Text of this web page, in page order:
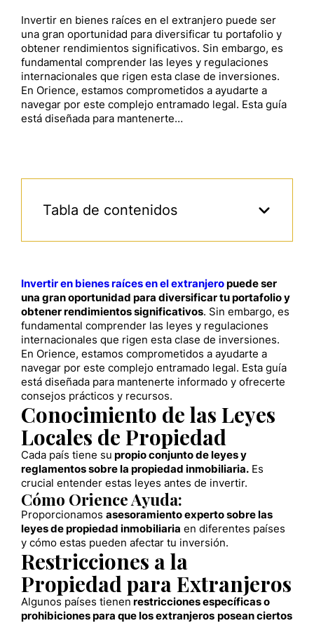
Invertir en bienes raíces en el extranjero puede ser
una gran oportunidad para diversificar tu portafolio y
obtener rendimientos significativos. Sin embargo, es
fundamental comprender las leyes y regulaciones
internacionales que rigen esta clase de inversiones.
En Orience, estamos comprometidos a ayudarte a
navegar por este complejo entramado legal. Esta guía
está diseñada para mantenerte…
Tabla de contenidos
Invertir en bienes raíces en el extranjeropuede ser
una gran oportunidad para diversificar tu portafolio y
obtener rendimientos significativos. Sin embargo, es
fundamental comprender las leyes y regulaciones
internacionales que rigen esta clase de inversiones.
En Orience, estamos comprometidos a ayudarte a
navegar por este complejo entramado legal. Esta guía
está diseñada para mantenerte informado y ofrecerte
consejos prácticos y recursos.
Conocimiento de las Leyes
Locales de Propiedad
Cada país tiene su propio conjunto de leyes y
reglamentos sobre la propiedad inmobiliaria. Es
crucial entender estas leyes antes de invertir.
Cómo Orience Ayuda:
Proporcionamos asesoramiento experto sobre las
leyes de propiedad inmobiliaria en diferentes países
y cómo estas pueden afectar tu inversión.
Restricciones a la
Propiedad para Extranjeros
Algunos países tienen restricciones específicas o
prohibiciones para que los extranjeros posean ciertos